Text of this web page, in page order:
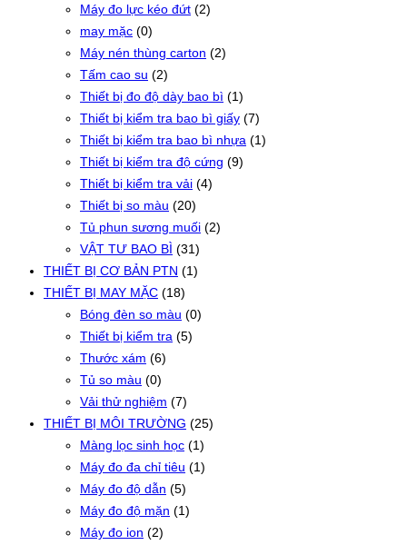
Máy đo lực kéo đứt (2)
may mặc (0)
Máy nén thùng carton (2)
Tấm cao su (2)
Thiết bị đo độ dày bao bì (1)
Thiết bị kiểm tra bao bì giấy (7)
Thiết bị kiểm tra bao bì nhựa (1)
Thiết bị kiểm tra độ cứng (9)
Thiết bị kiểm tra vải (4)
Thiết bị so màu (20)
Tủ phun sương muối (2)
VẬT TƯ BAO BÌ (31)
THIẾT BỊ CƠ BẢN PTN (1)
THIẾT BỊ MAY MẶC (18)
Bóng đèn so màu (0)
Thiết bị kiểm tra (5)
Thước xám (6)
Tủ so màu (0)
Vải thử nghiệm (7)
THIẾT BỊ MÔI TRƯỜNG (25)
Màng lọc sinh học (1)
Máy đo đa chỉ tiêu (1)
Máy đo độ dẫn (5)
Máy đo độ mặn (1)
Máy đo ion (2)